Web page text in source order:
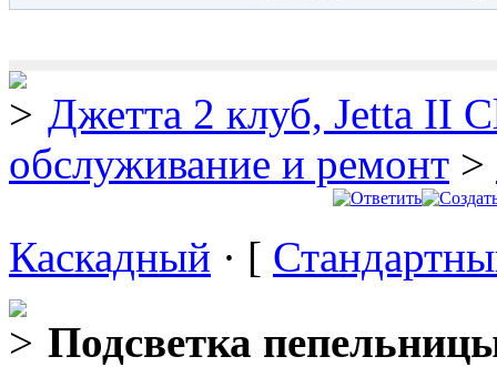
Джетта 2 клуб, Jetta II
обслуживание и ремонт >
Каскадный · [
Подсветка